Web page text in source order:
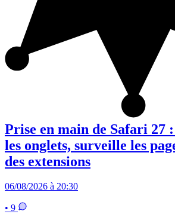
Prise en main de Safari 27
les onglets, surveille les
des extensions
06/08/2026 à 20:30
• 9